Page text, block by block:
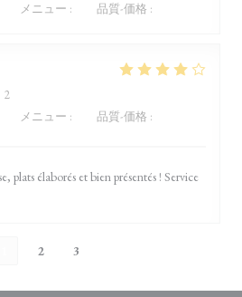
メニュー : 品質-価格 :
2
メニュー : 品質-価格 :
plats élaborés et bien présentés ! Service
2 3